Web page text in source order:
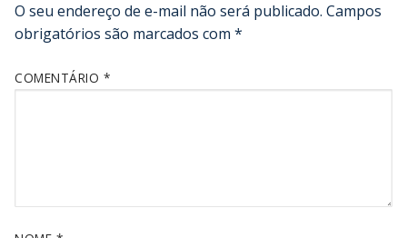
O seu endereço de e-mail não será publicado. Campos
obrigatórios são marcados com *
COMENTÁRIO *